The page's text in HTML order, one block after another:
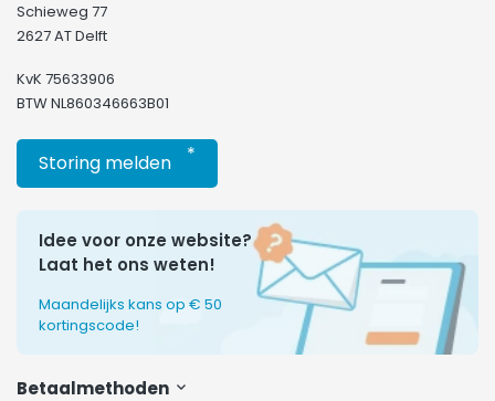
Schieweg 77
2627 AT Delft
KvK 75633906
BTW NL860346663B01
Storing melden *
Idee voor onze website?
Laat het ons weten!
Maandelijks kans op € 50
kortingscode!
Betaalmethoden